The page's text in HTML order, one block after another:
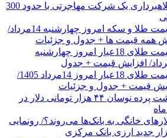
کلاهبرداری یک شرکت مهاجرتی با حدود 300
قیمت طلا و سکه امروز چهارشنبه 14مرداد/
همه قیمت ها + جدول و جزئیات
قیمت طلای 18عیار امروز چهارشنبه
قیمت طلای 18عیار امروز 14مرداد 1405/
قیمت + جدول و جزئیات
پشت پرده نوسان ۴۴ هزار تومانی دلار در
خانگی به بانک‌ها می‌روند؟/ رونمایی
جدید ارزی بانک مرکزی